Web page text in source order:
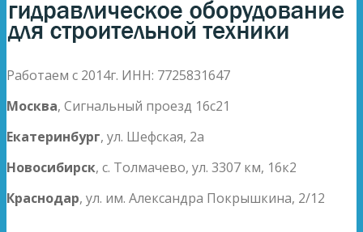
Работаем с 2014г. ИНН: 7725831647
Москва, Сигнальный проезд 16с21
Екатеринбург, ул. Шефская, 2а
Новосибирск, с. Толмачево, ул. 3307 км, 16к2
Краснодар, ул. им. Александра Покрышкина, 2/12